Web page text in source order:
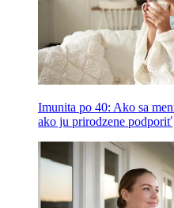
Imunita po 40: Ako sa
ako ju prirodzene podporiť